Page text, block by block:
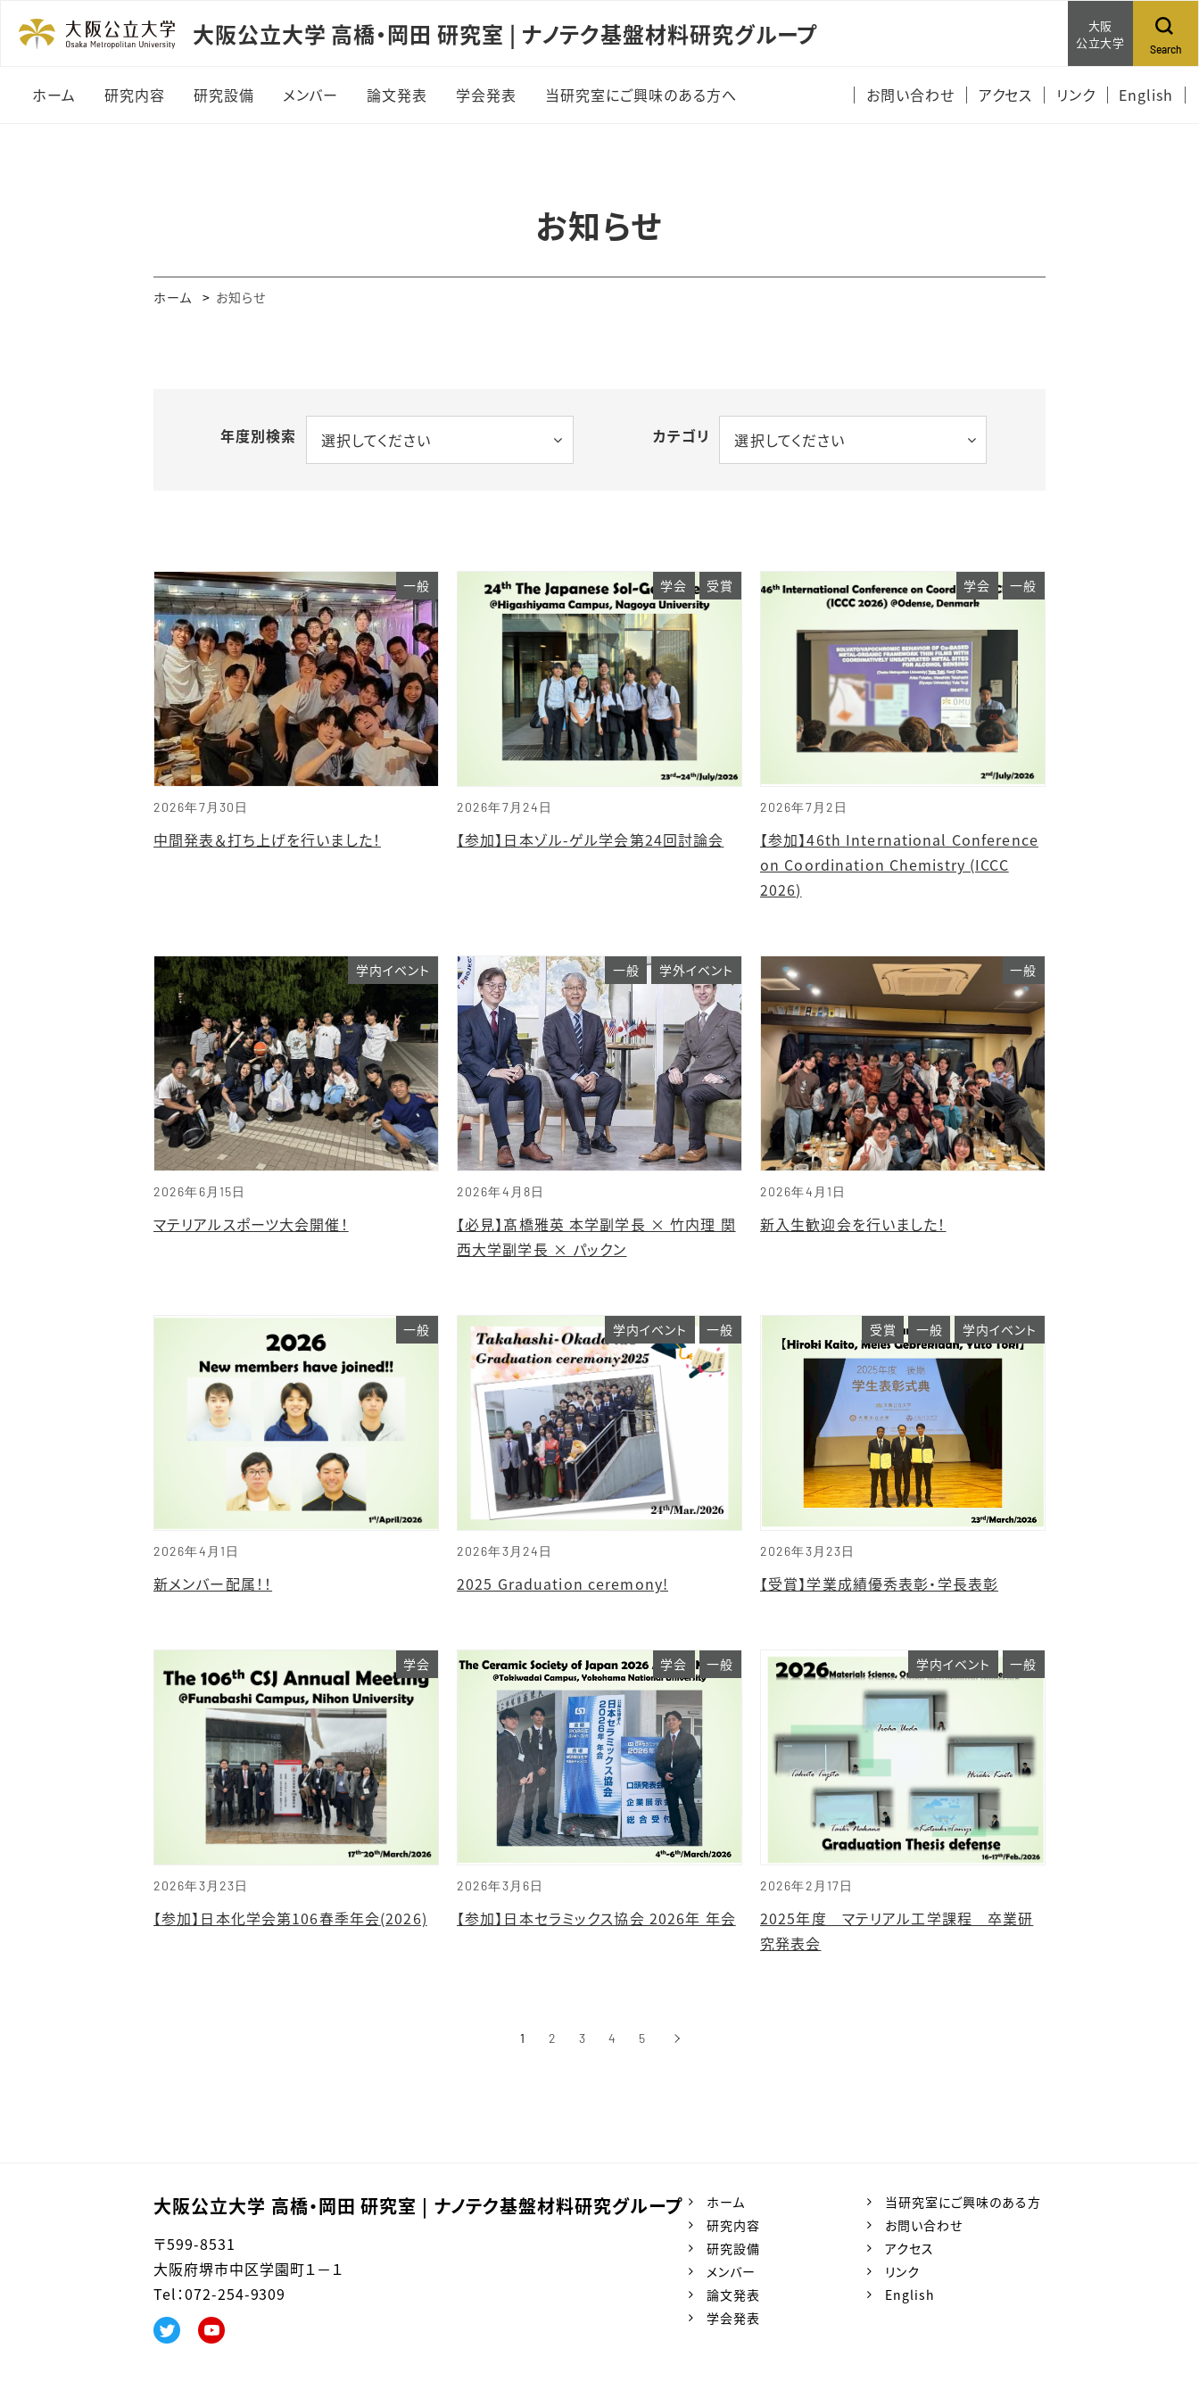
大阪公立大学 高橋・岡田 研究室 | ナノテク基盤材料研究グループ
大阪
公立大学
Search
ホーム 研究内容 研究設備 メンバー 論文発表 学会発表 当研究室にご興味のある方へ
マテリアル工学課程／
科の学生さんへ
他大学等から進学希望
お問い合わせ アクセス リンク English
お知らせ
ホーム お知らせ
年度別検索 選択してください カテゴリ 選択してください
2026年7月30日
一般
中間発表＆打ち上げを行いました！
2026年7月24日
学会 受賞
【参加】日本ゾル-ゲル学会第24回討論会
2026年7月2日
学会 一般
【参加】46th International Conference
on Coordination Chemistry (ICCC
2026)
2026年6月15日
学内イベント
マテリアルスポーツ大会開催！
2026年4月8日
一般 学外イベント
【必見】髙橋雅英 本学副学長 × 竹内理 関
西大学副学長 × パックン
2026年4月1日
一般
新入生歓迎会を行いました！
2026年4月1日
一般
新メンバー配属！！
2026年3月24日
学内イベント 一般
2025 Graduation ceremony!
2026年3月23日
受賞 一般 学内イベント
【受賞】学業成績優秀表彰・学長表彰
2026年3月23日
学会
【参加】日本化学会第106春季年会(2026)
2026年3月6日
学会 一般
【参加】日本セラミックス協会 2026年 年会
2026年2月17日
学内イベント 一般
2025年度 マテリアル工学課程 卒業研
究発表会
1 2 3 4 5 ›次へ
大阪公立大学 高橋・岡田 研究室 | ナノテク基盤材料研究グループ
〒599-8531
大阪府堺市中区学園町１－１
Tel：072-254-9309
ホーム
研究内容
研究設備
メンバー
論文発表
学会発表
当研究室にご興味のある方
お問い合わせ
アクセス
リンク
English